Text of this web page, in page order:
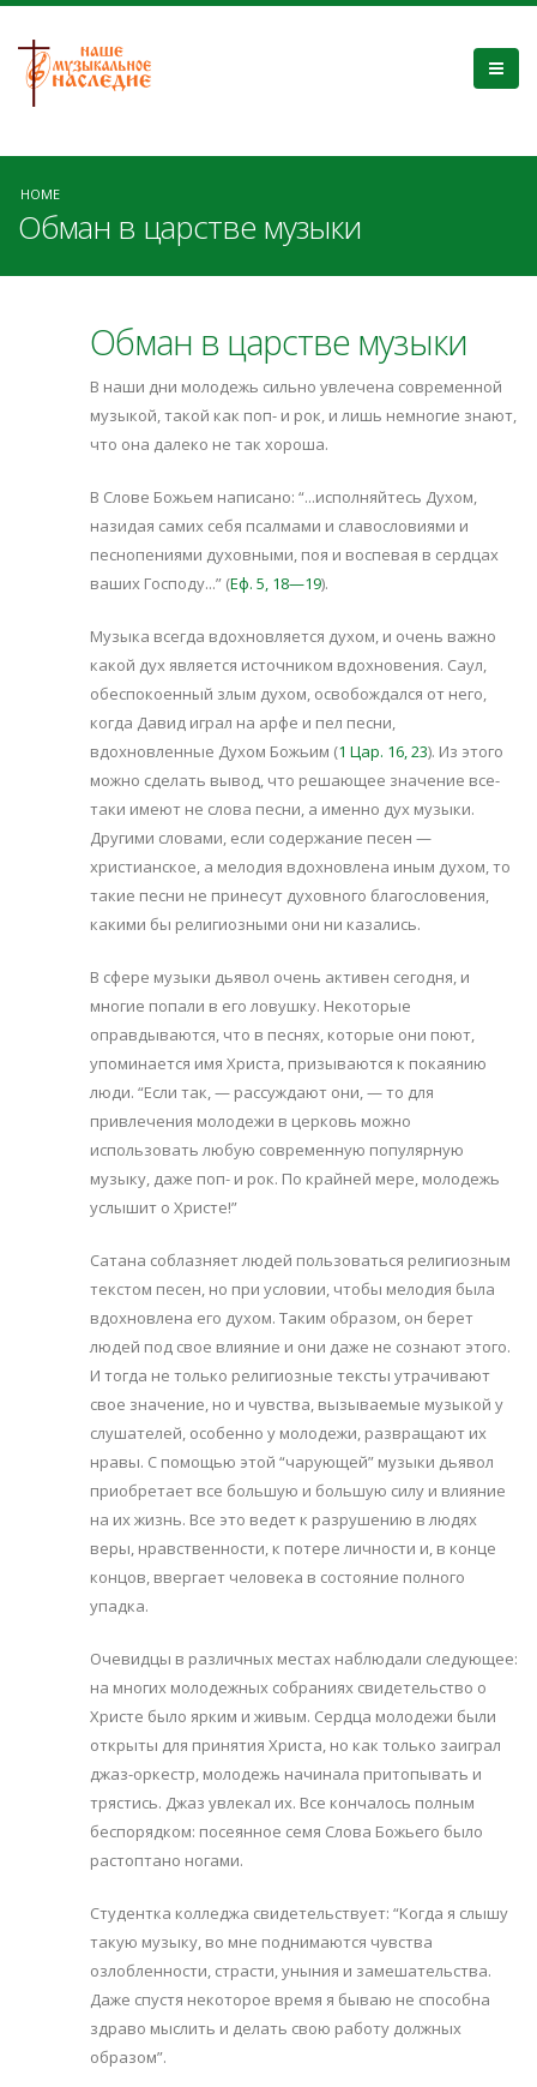
HOME
Обман в царстве музыки
Обман в царстве музыки
В наши дни молодежь сильно увлечена современной
музыкой, такой как поп- и рок, и лишь немногие знают,
что она далеко не так хороша.
В Слове Божьем написано: “...исполняйтесь Духом,
назидая самих себя псалмами и славословиями и
песнопениями духовными, поя и воспевая в сердцах
ваших Господу...” (Еф. 5, 18—19).
Музыка всегда вдохновляется духом, и очень важно
какой дух является источником вдохновения. Саул,
обеспокоенный злым духом, освобождался от него,
когда Давид играл на арфе и пел песни,
вдохновленные Духом Божьим (1 Цар. 16, 23). Из этого
можно сделать вывод, что решающее значение все-
таки имеют не слова песни, а именно дух музыки.
Другими словами, если содержание песен —
христианское, а мелодия вдохновлена иным духом, то
такие песни не принесут духовного благословения,
какими бы религиозными они ни казались.
В сфере музыки дьявол очень активен сегодня, и
многие попали в его ловушку. Некоторые
оправдываются, что в песнях, которые они поют,
упоминается имя Христа, призываются к покаянию
люди. “Если так, — рассуждают они, — то для
привлечения молодежи в церковь можно
использовать любую современную популярную
музыку, даже поп- и рок. По крайней мере, молодежь
услышит о Христе!”
Сатана соблазняет людей пользоваться религиозным
текстом песен, но при условии, чтобы мелодия была
вдохновлена его духом. Таким образом, он берет
людей под свое влияние и они даже не сознают этого.
И тогда не только религиозные тексты утрачивают
свое значение, но и чувства, вызываемые музыкой у
слушателей, особенно у молодежи, развращают их
нравы. С помощью этой “чарующей” музыки дьявол
приобретает все большую и большую силу и влияние
на их жизнь. Все это ведет к разрушению в людях
веры, нравственности, к потере личности и, в конце
концов, ввергает человека в состояние полного
упадка.
Очевидцы в различных местах наблюдали следующее:
на многих молодежных собраниях свидетельство о
Христе было ярким и живым. Сердца молодежи были
открыты для принятия Христа, но как только заиграл
джаз-оркестр, молодежь начинала притопывать и
трястись. Джаз увлекал их. Все кончалось полным
беспорядком: посеянное семя Слова Божьего было
растоптано ногами.
Студентка колледжа свидетельствует: “Когда я слышу
такую музыку, во мне поднимаются чувства
озлобленности, страсти, уныния и замешательства.
Даже спустя некоторое время я бываю не способна
здраво мыслить и делать свою работу должных
образом”.